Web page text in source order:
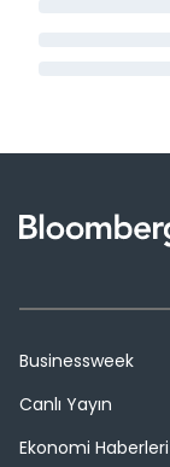
Businessweek
Canlı Yayın
Ekonomi Haberleri